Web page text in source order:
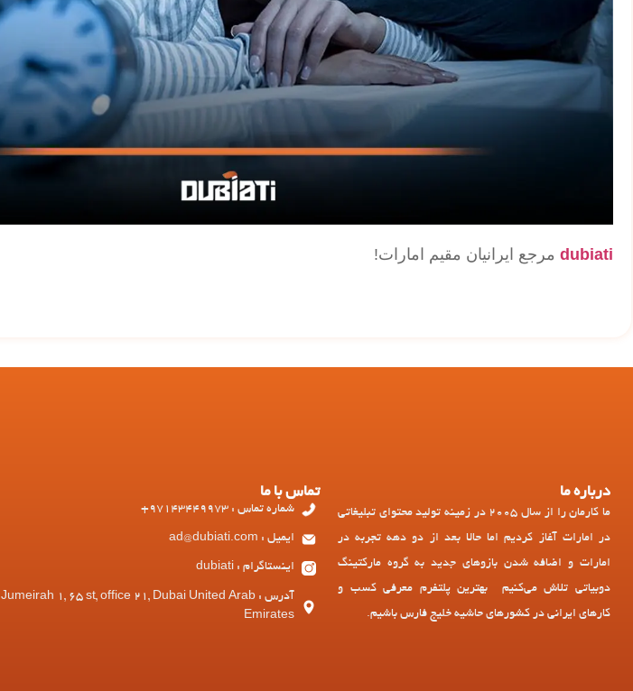
dubiati مرجع ایرانیان مقیم امارات!
درباره ما
ما کارمان را از سال 2005 در زمینه تولید محتوای تبلیغاتی
در امارات آغاز کردیم اما حالا بعد از دو دهه تجربه در
امارات و اضافه شدن بازوهای جدید به گروه مارکتینگ
دوبیاتی تلاش می‌کنیم بهترین پلتفرم معرفی کسب و
کارهای ایرانی در کشورهای حاشیه خلیج فارس باشیم.
تماس با ما
شماره تماس : 97143449973+
ایمیل : ad@dubiati.com
اینستاگرام : dubiati
آدرس : Jumeirah 1, 65 st, office 21, Dubai United Arab
Emirates